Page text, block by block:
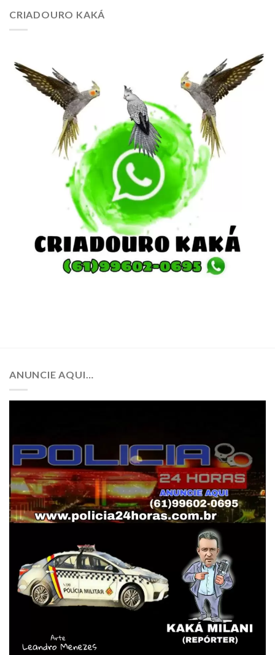
CRIADOURO KAKÁ
ANUNCIE AQUI…